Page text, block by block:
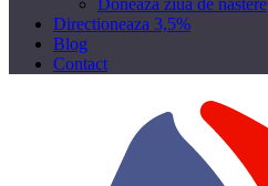
Doneaza ziua de nastere
Directioneaza 3,5%
Blog
Contact